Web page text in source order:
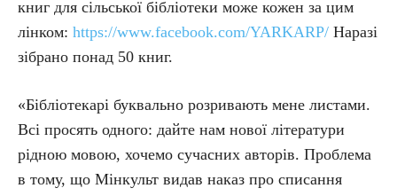
книг для сільської бібліотеки може кожен за цим
лінком: https://www.facebook.com/YARKARP/ Наразі
зібрано понад 50 книг.
«Бібліотекарі буквально розривають мене листами.
Всі просять одного: дайте нам нової літератури
рідною мовою, хочемо сучасних авторів. Проблема
в тому, що Мінкульт видав наказ про списання